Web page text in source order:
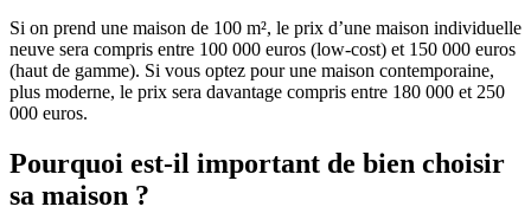
Si on prend une maison de 100 m², le prix d’une maison individuelle
neuve sera compris entre 100 000 euros (low-cost) et 150 000 euros
(haut de gamme). Si vous optez pour une maison contemporaine,
plus moderne, le prix sera davantage compris entre 180 000 et 250
000 euros.
Pourquoi est-il important de bien choisir
sa maison ?